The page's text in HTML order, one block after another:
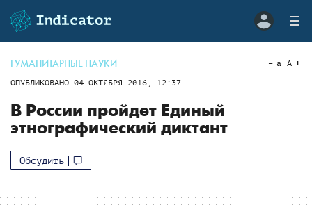
ГУМАНИТАРНЫЕ НАУКИ
ОПУБЛИКОВАНО 04 ОКТЯБРЯ 2016, 12:37
a A
В России пройдет Единый
этнографический диктант
Обсудить